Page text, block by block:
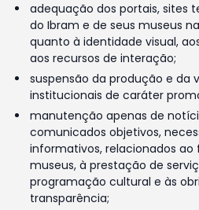
adequação dos portais, sites
do Ibram e de seus museus
quanto à identidade visual,
aos recursos de interação;
suspensão da produção e da
institucionais de caráter
manutenção apenas de
comunicados objetivos,
informativos, relacionados
museus, à prestação de
programação cultural e às
transparência;